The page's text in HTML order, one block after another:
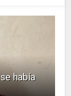
había